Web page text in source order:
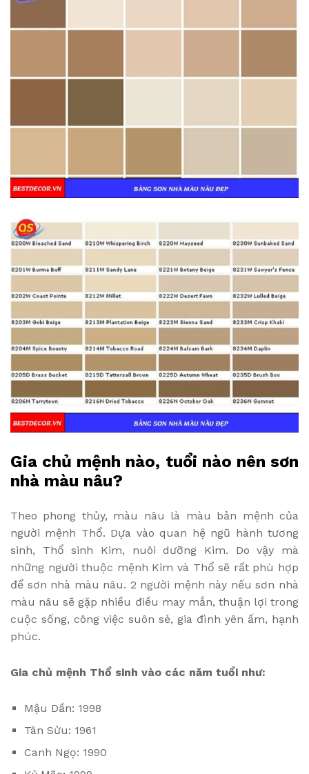
Gia chủ mệnh nào, tuổi nào nên sơn
nhà màu nâu?
Theo phong thủy, màu nâu là màu bản mệnh của
người mệnh Thổ. Dựa vào quan hệ ngũ hành tương
sinh, Thổ sinh Kim, nuôi dưỡng Kim. Do vậy mà
những người thuộc mệnh Kim và Thổ sẽ rất phù hợp
để sơn nhà màu nâu. 2 người mệnh này nếu sơn nhà
màu nâu sẽ gặp nhiều điều may mắn, thuận lợi trong
cuộc sống, công việc suôn sẻ, gia đình yên ấm, hạnh
phúc.
Gia chủ mệnh Thổ sinh vào các năm tuổi như:
Mậu Dần: 1998
Tân Sửu: 1961
Canh Ngọ: 1990